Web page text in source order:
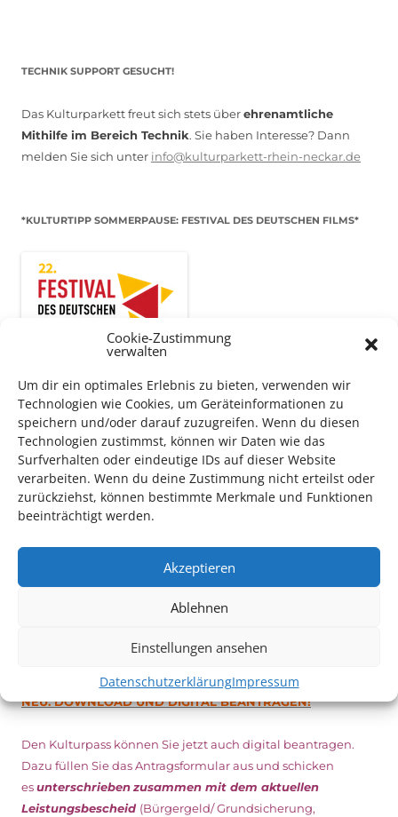
Cookie-Zustimmung
verwalten
Um dir ein optimales Erlebnis zu bieten, verwenden wir
Technologien wie Cookies, um Geräteinformationen zu
speichern und/oder darauf zuzugreifen. Wenn du diesen
Technologien zustimmst, können wir Daten wie das
Surfverhalten oder eindeutige IDs auf dieser Website
verarbeiten. Wenn du deine Zustimmung nicht erteilst oder
zurückziehst, können bestimmte Merkmale und Funktionen
beeinträchtigt werden.
Akzeptieren
Ablehnen
Einstellungen ansehen
DatenschutzerklärungImpressum
TECHNIK SUPPORT GESUCHT!
Das Kulturparkett freut sich stets überehrenamtliche
Mithilfe im Bereich Technik. Sie haben Interesse? Dann
melden Sie sich unter info@kulturparkett-rhein-neckar.de
*KULTURTIPP SOMMERPAUSE: FESTIVAL DES DEUTSCHEN FILMS*
Auch dieses Jahr findet wieder dasFestival des deutschen
Filmsin Ludwigshafen statt.
haben
Inhaber*innen freien Eintritt
Weitere Details zum Festival finden Sie
DIGITAL KULTURPASS BEANTRAGEN
NEU: DOWNLOAD UND DIGITAL BEANTRAGEN!
Den Kulturpass können Sie jetzt auch digital beantragen.
Dazu füllen Sie das Antragsformular aus und schicken
esunterschriebenzusammen mit dem aktuellen
Leistungsbescheid (Bürgergeld/ Grundsicherung,